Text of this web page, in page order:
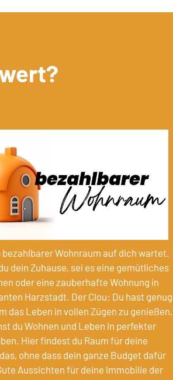
bezahlbarer Wohnraum auf dich wartet.
dein Zuhause, sei es eine gemütliches
oder eine zauberhafte Wohnung in
Harzstadt. Der Clou: Du hast genug
das Leben in vollen Zügen zu genießen.
du Wohnen und Leben in perfekter
Hier findest du Raum für deine
ohne dass dein ganze Budget dafür
Aussichten für deine Immobilie der